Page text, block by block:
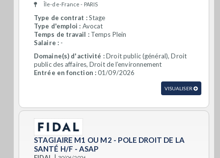
Île-de-France - PARIS
Type de contrat :Stage
Type d'emploi : Avocat
Temps de travail :Temps Plein
Salaire :-
Domaine(s) d'activité :Droit public (général), Droit
public des affaires, Droit de l’environnement
Entrée en fonction :01/09/2026
VISUALISER
STAGIAIRE M1 OU M2 - POLE DROIT DE LA
SANTÉ H/F - ASAP